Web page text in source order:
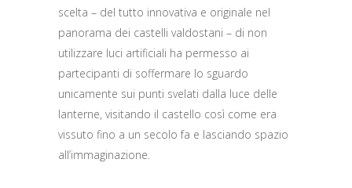
scelta – del tutto innovativa e originale nel
panorama dei castelli valdostani – di non
utilizzare luci artificiali ha permesso ai
partecipanti di soffermare lo sguardo
unicamente sui punti svelati dalla luce delle
lanterne, visitando il castello così come era
vissuto fino a un secolo fa e lasciando spazio
all’immaginazione.